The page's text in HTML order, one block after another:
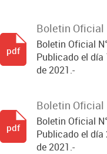
Boletin Oficial
Boletin Oficial
Publicado el día
de 2021.-
pdf
Boletin Oficial
Boletin Oficial
Publicado el día
de 2021.-
pdf